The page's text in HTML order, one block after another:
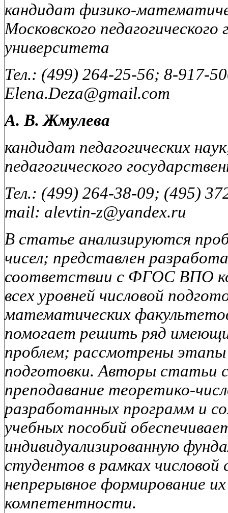
кандидат физико-
Московского педагогического
университета
Тел.: (499) 264-25-56; 8-917-
Elena.Deza@gmail.com
А. В. Жмулева
кандидат педагогических
педагогического
Тел.: (499) 264-38-09; (495)
mail: alevtin-z@yandex.ru
В статье анализируются
чисел; представлен
соответствии с ФГОС ВПО
всех уровней числовой
математических
помогает решить ряд
проблем; рассмотрены этапы
подготовки. Авторы статьи
преподавание теоретико-
разработанных программ и
учебных пособий
индивидуализированную
студентов в рамках
непрерывное формирование
компетентности.